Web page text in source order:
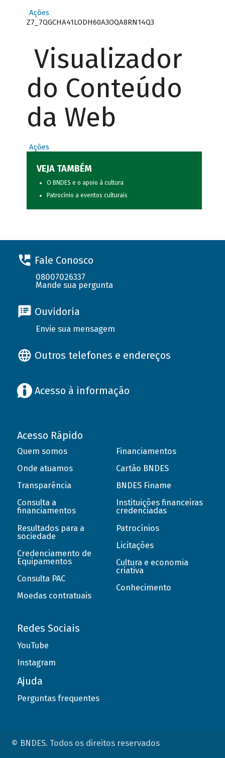
Ações
Z7_7QGCHA41LODH60A3OQA8RN14Q3
Visualizador
do Conteúdo
da Web
Ações
VEJA TAMBÉM
O BNDES e o apoio à cultura
Patrocínio a eventos culturais
Fale Conosco
08007026337
Mande sua pergunta
Ouvidoria
Envie sua mensagem
Outros telefones e endereços
Acesso à informação
Acesso Rápido
Quem somos
Onde atuamos
Transparência
Consulta a
financiamentos
Resultados para a
sociedade
Credenciamento de
Equipamentos
Consulta PAC
Moedas contratuais
Financiamentos
Cartão BNDES
BNDES Finame
Instituições financeiras
credenciadas
Patrocínios
Licitações
Cultura e economia
criativa
Conhecimento
Redes Sociais
YouTube
Instagram
Ajuda
Perguntas frequentes
© BNDES. Todos os direitos reservados